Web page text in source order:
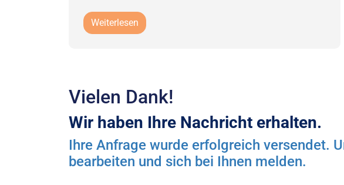
Weiterlesen
Vielen Dank!
Wir haben Ihre Nachricht erhalten.
Ihre Anfrage wurde erfolgreich versendet.
bearbeiten und sich bei Ihnen melden.